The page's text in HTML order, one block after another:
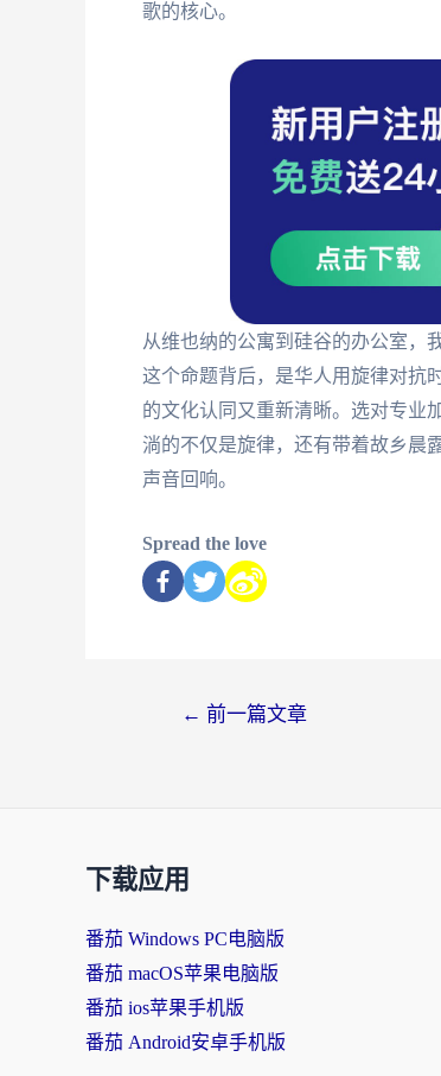
歌的核心。
从维也纳的公寓到硅谷的办公室，
这个命题背后，是华人用旋律对抗
的文化认同又重新清晰。选对专业
淌的不仅是旋律，还有带着故乡晨
声音回响。
Spread the love
← 前一篇文章
下载应用
番茄 Windows PC电脑版
番茄 macOS苹果电脑版
番茄 ios苹果手机版
番茄 Android安卓手机版